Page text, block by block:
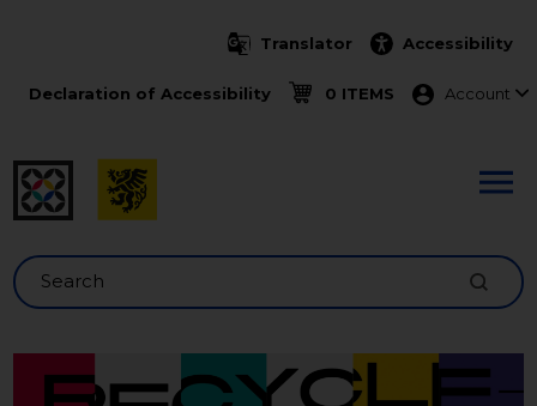
Translator Accessibility
Declaration of Accessibility 0 ITEMS Menu
Account
Search